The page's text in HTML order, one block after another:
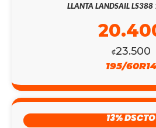
LLANTA LANDSAIL
₡23.500
195/60R14
13% DSCTO